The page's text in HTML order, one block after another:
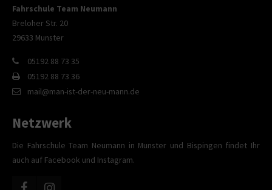
Fahrschule Team Neumann
Breloher Str. 20
29633 Munster
05192 88 73 35
05192 88 73 36
mail@man-ist-der-neu-mann.de
Netzwerk
Die Fahrschule Team Neumann in Munster und Bispingen findet Ihr
auch auf Facebook und Instagram.